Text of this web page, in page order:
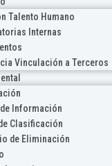
Talento Humano
Internas
Vinculación a Terceros
Información
Clasificación
de Eliminación